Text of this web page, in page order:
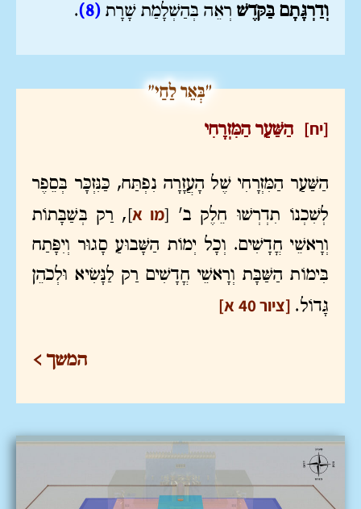
וְדַרְגָּתָם בַּקֹּדֶשׁ רְאֵה בְּהַשְׁלָמַת שָׁרָת (8)
.
[יח] הַשַּׁעַר הַמִּזְרָחִי
הַשַּׁעַר הַמִּזְרָחִי שֶׁל הָעֲזָרָה נִפְתַּח, כַּנִּזְכָּר בְּסֵפֶר
לְשִׁכְנוֹ תִדְרְשׁוּ חֵלֶק ב' [מו א], רַק בְּשַׁבָּתוֹת
וְרָאשֵׁי חֳדָשִׁים. וְכָל יְמוֹת הַשָּׁבוּעַ סָגוּר וְיִפָּתַח
בִּימוֹת הַשַּׁבָּת וְרָאשֵׁי חֳדָשִׁים רַק לַנָּשִׂיא וּלְכֹהֵן
גָּדוֹל. [ציור 40 א]
המשך >